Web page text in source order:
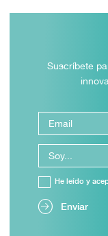
Suscríbete
Enviar
He leído y